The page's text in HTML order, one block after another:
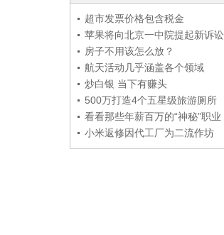
超市发票价格包含税金
苹果将向北京一中院提起新诉讼
房子不用该怎么放？
航天活动几乎涵盖各个领域
炒白银 当下有赚头
500万打造4个五星级旅游厕所
看看那些年薪百万的“神秘”职业
小米返修因代工厂为二流作坊